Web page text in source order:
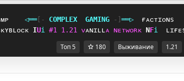
◁══[‐ COMPL EX GAMING ‐]══▷
ғᴀᴄᴛɪᴏɴs
]@i #1 1 . 21 ᴠᴀɴɪʟʟᴀ ɴᴇᴛᴡᴏʀᴋ HLi
Топ 5 180 Выживание 1.21